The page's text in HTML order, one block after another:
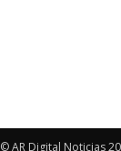
© AR Digital Noticias